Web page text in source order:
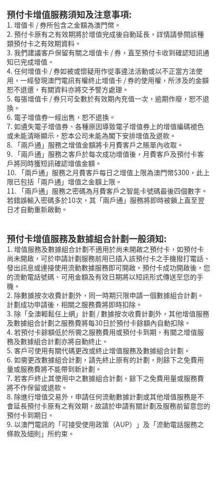
預付卡增值服務須知及注意事項:
1. 增值卡 / 券所包含之金額為澳門幣。
2. 預付卡原有之有效期將於增值完成後自動延長，詳情請參閱該種
類預付卡之有效期資料。
3. 我們建議客戶保留有關之增值卡 / 券，直至預付卡收到確認短訊通
知已完成增值。
4. 任何增值卡 / 券如被或懷疑用作從事違法活動或以不正當方法使
用，一經發現澳門電訊有權終止增值卡 / 券的使用權，所涉及的金額
恕不退還，有關資料亦將交予警方處理。
5. 每張增值卡 / 券只可全數於有效期內充值一次，逾期作廢，恕不退
換。
6. 電子增值券一經出售，恕不退換。
7. 如遺失電子增值券、各種原因導致電子增值券上的增值編碼褪色
或未能清晰顯示，恕本公司未能為閣下安排增值及退款。
8. 「兩戶通」服務之增值金額將卡月費客戶之賬單內收取。
9. 「兩戶通」服務之客戶於每次成功增值後，月費客戶及預付卡客
戶將同時獲短訊確認增值金額。
10. 「兩戶通」服務之月費客戶每日之增值上限為澳門幣$300，此上
限已包括「兩戶通」增值之金額上限。
11. 「兩戶通」服務之密碼為月費客戶之智能卡號碼最後四個數字。
若錯誤輸入密碼多於10次，其「兩戶通」服務將即時被鎖上直至翌
日才自動重新啟動。
預付卡增值服務及數據組合計劃一般須知:
1. 增值服務及數據組合計劃不適用於尚未開啟之預付卡，如預付卡
尚未開啟，可於申請計劃服務前用已插入該預付卡之手機撥打電話、
發出訊息或連接使用流動數據服務即可開啟。預付卡成功開啟後，您
的流動電話號碼、可用金額及有效日期將以短訊形式傳送至您的手
機。
2. 除數據按次收費計劃外，同一時期只限申請一個數據組合計劃。
計劃成功申請後，相關之服務費將即時扣除。
3. 除「全澳輕鬆任上網」計劃 / 數據按次收費計劃外，其他增值服務
及數據組合計劃之服務費將每30日於預付卡餘額內自動扣除。
4. 若預付卡餘額低於所需之服務費用或預付卡到期，有關之增值服
務及數據組合計劃亦將自動終止。
5. 客戶可使用有關代碼更改或終止增值服務及數據組合計劃。
6. 如需更改數據組合計劃，請先終止原有的計劃，則餘下之免費用
量或服務費將不能帶到新計劃。
7. 若客戶終止其使用中之數據組合計劃，餘下之免費用量或服務費
將不作保留或退款。
8. 除進行增值交易外，申請任何流動數據計劃或其他增值服務是不
會延長預付卡原有之有效期，故請於申請有關計劃及服務前留意您的
預付卡到期日。
9. 以澳門電訊的「可接受使用政策（AUP）」及「流動電話服務之
條款及細則」所約束。